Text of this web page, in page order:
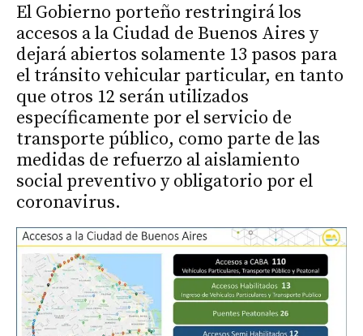
El Gobierno porteño restringirá los
accesos a la Ciudad de Buenos Aires y
dejará abiertos solamente 13 pasos para
el tránsito vehicular particular, en tanto
que otros 12 serán utilizados
específicamente por el servicio de
transporte público, como parte de las
medidas de refuerzo al aislamiento
social preventivo y obligatorio por el
coronavirus.